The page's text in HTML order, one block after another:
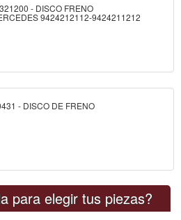
- DISCO FRENO
9424212112-9424211212
- DISCO DE FRENO
para elegir tus piezas?